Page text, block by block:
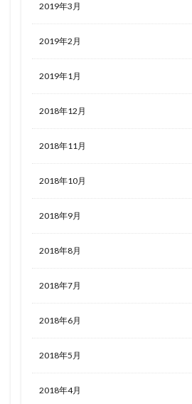
2019年3月
2019年2月
2019年1月
2018年12月
2018年11月
2018年10月
2018年9月
2018年8月
2018年7月
2018年6月
2018年5月
2018年4月